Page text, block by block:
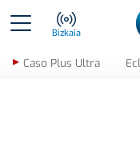
Bizkaia
Caso Plus Ultra